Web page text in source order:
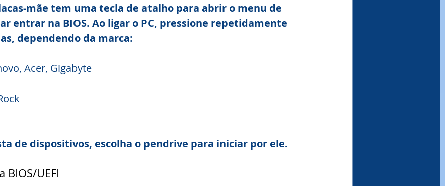
mãe tem uma tecla de atalho para abrir o menu de
entrar na BIOS. Ao ligar o PC, pressione repetidamente
dependendo da marca:
Acer, Gigabyte
de dispositivos, escolha o pendrive para iniciar por ele.
BIOS/UEFI